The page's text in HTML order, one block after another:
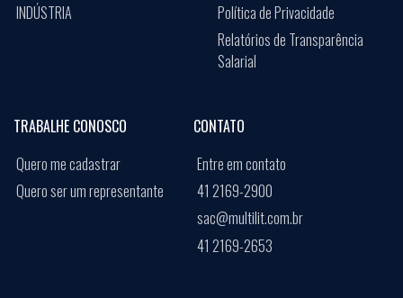
INDÚSTRIA
Política de Privacidade
Relatórios de Transparência
Salarial
TRABALHE CONOSCO
Quero me cadastrar
Quero ser um representante
CONTATO
Entre em contato
41 2169-2900
sac@multilit.com.br
41 2169-2653